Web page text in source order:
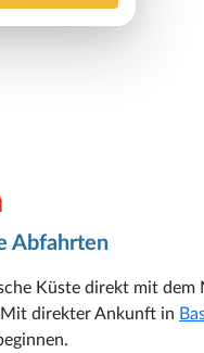
Abfahrten
Küste direkt mit dem
direkter Ankunft in